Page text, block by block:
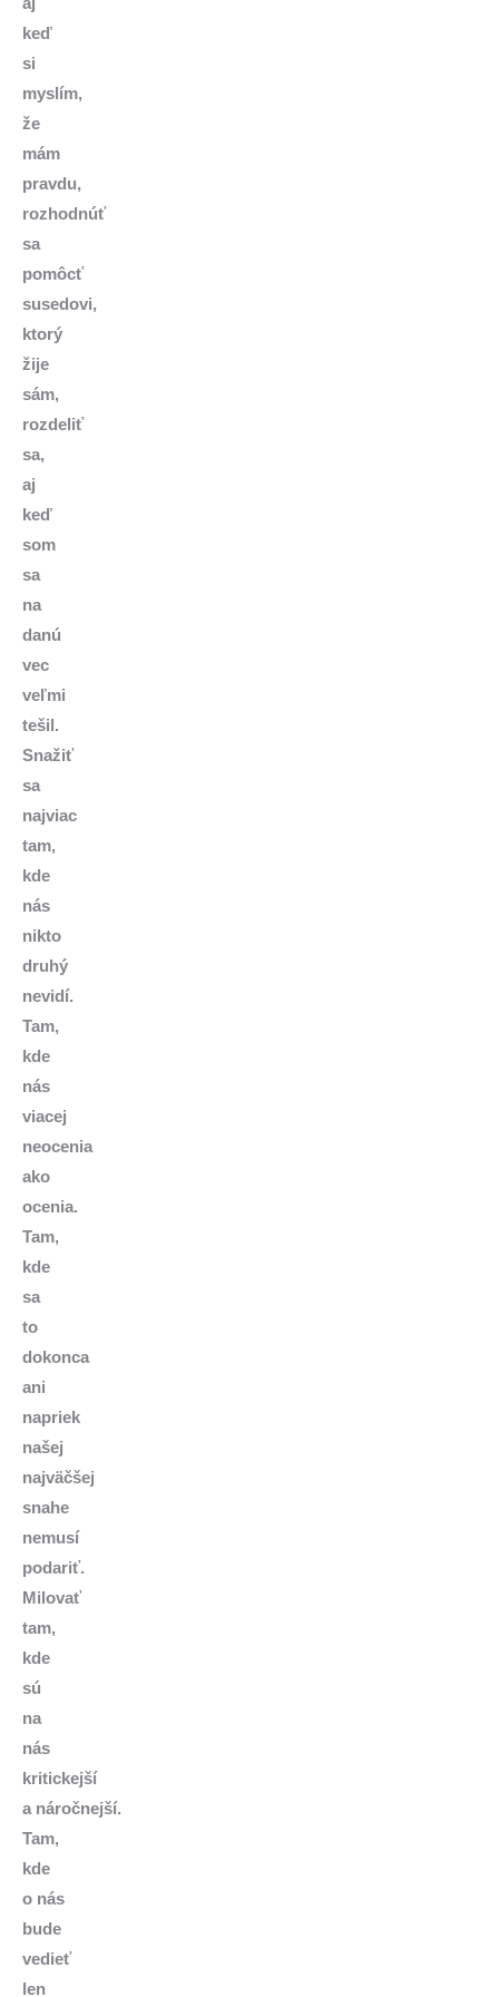
keď
si
myslím,
že
mám
pravdu,
rozhodnúť
sa
pomôcť
susedovi,
ktorý
žije
sám,
rozdeliť
sa,
aj
keď
som
sa
na
danú
vec
veľmi
tešil.
Snažiť
sa
najviac
tam,
kde
nás
nikto
druhý
nevidí.
Tam,
kde
nás
viacej
neocenia
ako
ocenia.
Tam,
kde
sa
to
dokonca
ani
napriek
našej
najväčšej
snahe
nemusí
podariť.
Milovať
tam,
kde
sú
na
nás
kritickejší
a náročnejší.
Tam,
kde
o nás
bude
vedieť
len